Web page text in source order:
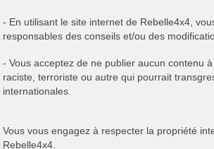
- En utilisant le site internet de Rebelle4x4,
responsables des conseils et/ou des
- Vous acceptez de ne publier aucun contenu
raciste, terroriste ou autre qui pourrait
internationales.
Vous vous engagez à respecter la propriété
Rebelle4x4.